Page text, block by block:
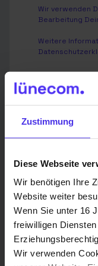
Zustimmung
Diese Webseite
Wir benötigen Ihre
Website weiter
Wenn Sie unter 16
freiwilligen
Wir verwenden
Wir verwenden
Bearbeitung
Weitere
Senden
Du hast eine